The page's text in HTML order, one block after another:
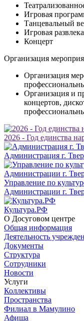
Игровая
Танцевальный
Игровая
Концерт
Организация
Организация
Организация и
концертов,
2026 - Год единства
Администрация г.
Управление по
Администрации г.
Культура.РФ
О Досуговом центре
Общая информация
Деятельность
Документы
Структура
Сотрудники
Новости
Услуги
Коллективы
Пространства
Филиал в Мамулино
Афиша